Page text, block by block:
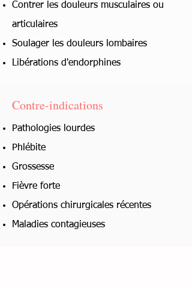
Contrer les douleurs musculaires ou
articulaires
Soulager les douleurs lombaires
Libérations d'endorphines
Contre-indications
Pathologies lourdes
Phlébite
Grossesse
Fièvre forte
Opérations chirurgicales récentes
Maladies contagieuses